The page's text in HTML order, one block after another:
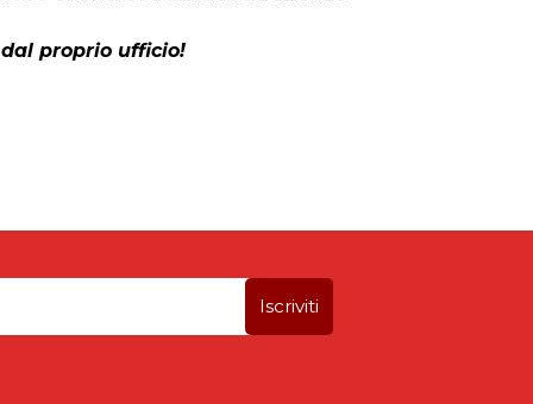
proprio ufficio!